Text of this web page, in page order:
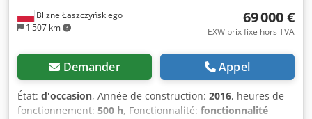
Blizne Łaszczyńskiego
1 507 km
69 000 €
EXW prix fixe hors TVA
Demander Appel
État: d'occasion, Année de construction: 2016, heures de
fonctionnement: 500 h, Fonctionnalité: fonctionnalité